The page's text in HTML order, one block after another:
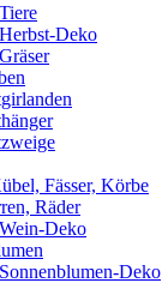
Deko
Fässer, Körbe
Räder
Deko
Deko